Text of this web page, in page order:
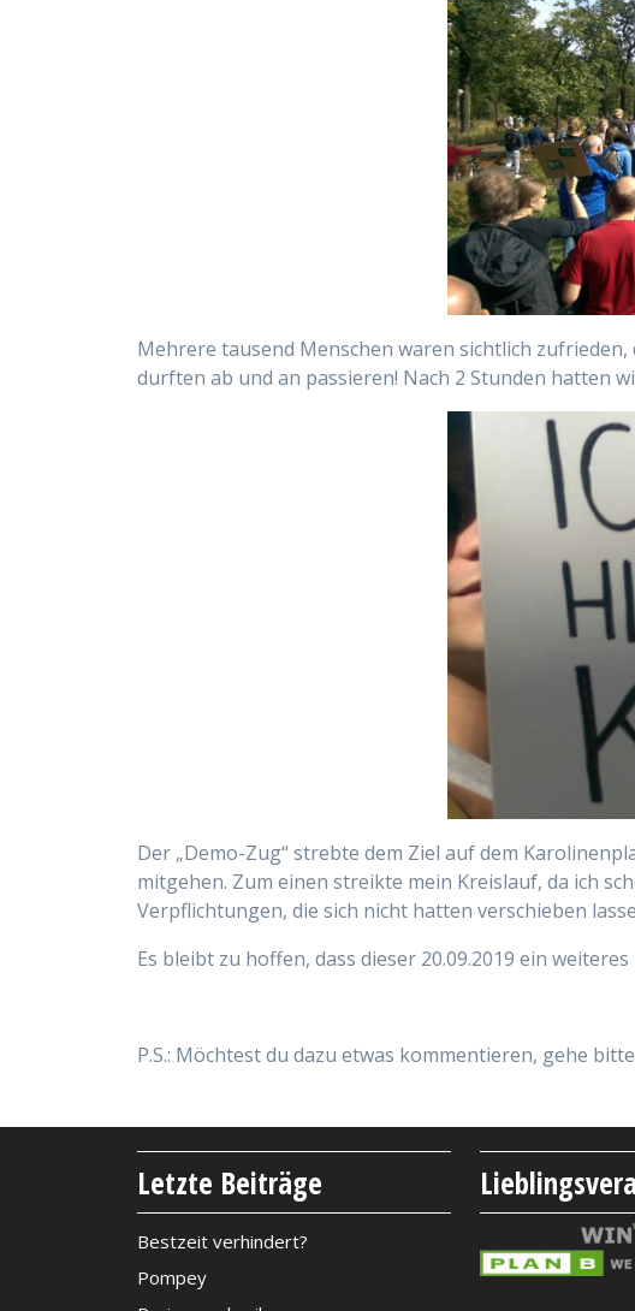
Mehrere tausend Menschen waren sichtlich
durften ab und an passieren! Nach 2 Stunden hatten
Der „Demo-Zug“ strebte dem Ziel auf dem
mitgehen. Zum einen streikte mein Kreislauf, da ich
Verpflichtungen, die sich nicht hatten verschieben
Es bleibt zu hoffen, dass dieser 20.09.2019 ein
P.S.: Möchtest du dazu etwas kommentieren, gehe
Letzte Beiträge
Bestzeit verhindert?
Pompey